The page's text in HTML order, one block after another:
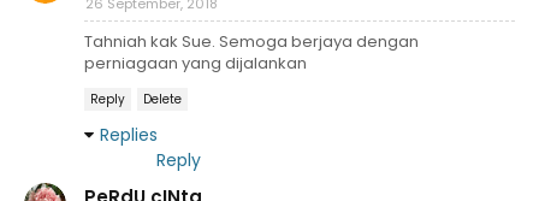
26 September, 2018
Tahniah kak Sue. Semoga berjaya dengan
perniagaan yang dijalankan
Reply Delete
Replies
Reply